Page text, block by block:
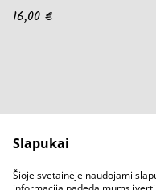
16,00 €
Parašykit mums
Privatumo
Slapukai
Šioje svetainėje naudojami